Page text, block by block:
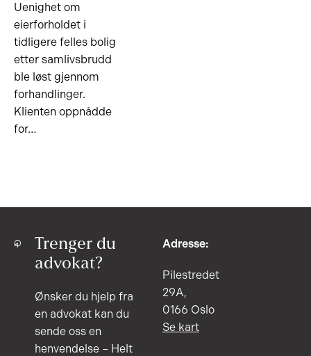
Uenighet om
eierforholdet i
tidligere felles bolig
etter samlivsbrudd
ble løst gjennom
forhandlinger.
Klienten oppnådde
for…
Trenger du
advokat?
Ønsker du hjelp fra
en advokat kan du
sende oss en
henvendelse – Helt
Adresse:
Pilestredet
29A,
0166 Oslo
Se kart